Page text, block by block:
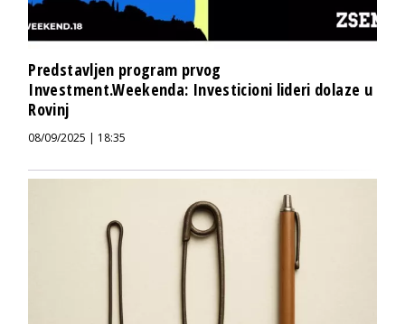
Predstavljen program prvog
Investment.Weekenda: Investicioni lideri dolaze u
Rovinj
08/09/2025 | 18:35